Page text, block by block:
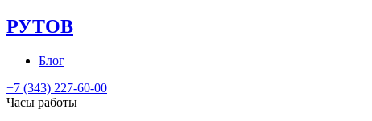
РУТОВ
Блог
+7 (343) 227-60-00
Часы работы